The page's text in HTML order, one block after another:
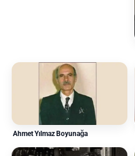
Ahmet Yılmaz Boyunağa